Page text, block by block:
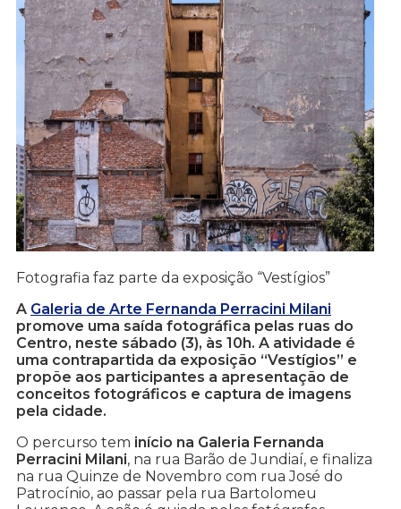
Fotografia faz parte da exposição “Vestígios”
A Galeria de Arte Fernanda Perracini Milani
promove uma saída fotográfica pelas ruas do
Centro, neste sábado (3), às 10h. A atividade é
uma contrapartida da exposição “Vestígios” e
propõe aos participantes a apresentação de
conceitos fotográficos e captura de imagens
pela cidade.
O percurso tem início na Galeria Fernanda
Perracini Milani, na rua Barão de Jundiaí, e finaliza
na rua Quinze de Novembro com rua José do
Patrocínio, ao passar pela rua Bartolomeu